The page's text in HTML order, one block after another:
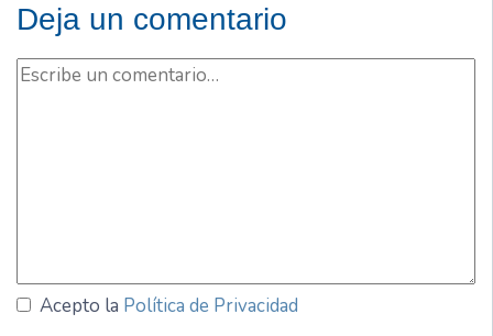
Deja un comentario
Acepto la Política de Privacidad